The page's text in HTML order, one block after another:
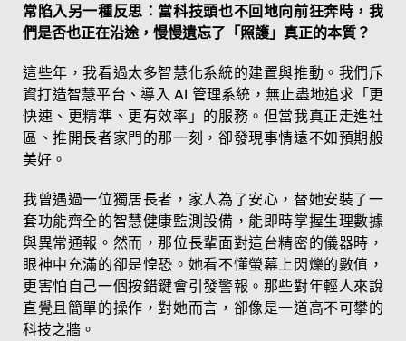
常陷入另一種反思：當科技頭也不回地向前狂奔時，我
們是否也正在沿途，慢慢遺忘了「照護」真正的本質？
這些年，我看過太多智慧化系統的建置與推動。我們斥
資打造智慧平台、導入 AI 管理系統，無止盡地追求「更
快速、更精準、更有效率」的服務。但當我真正走進社
區、推開長者家門的那一刻，卻發現事情遠不如預期般
美好。
我曾遇過一位獨居長者，家人為了安心，替她安裝了一
套功能齊全的智慧健康監測設備，能即時掌握生理數據
與異常通報。然而，那位長輩面對這台精密的儀器時，
眼神中充滿的卻是惶恐。她看不懂螢幕上閃爍的數值，
更害怕自己一個按錯鍵會引發警報。那些對年輕人來說
直覺且簡單的操作，對她而言，卻像是一道高不可攀的
科技之牆。